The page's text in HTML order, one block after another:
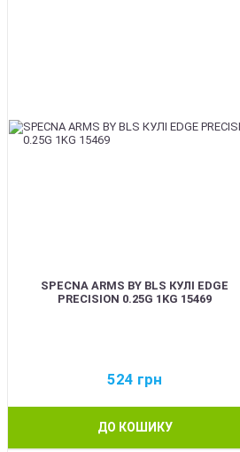
SPECNA ARMS BY BLS КУЛІ EDGE
PRECISION 0.25G 1KG 15469
524 грн
ДО КОШИКУ